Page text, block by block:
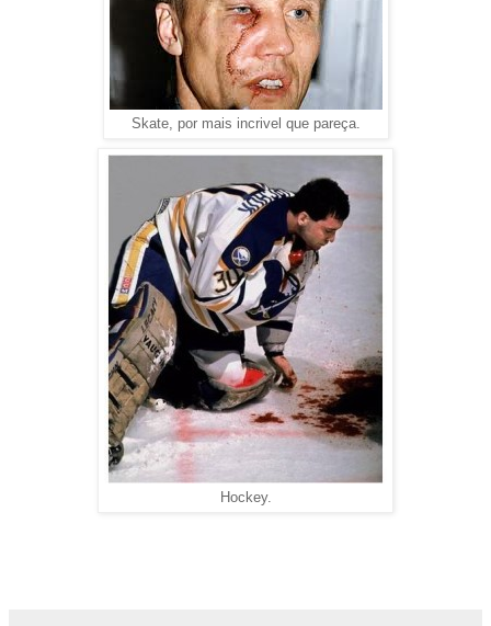
Skate, por mais incrivel que pareça.
Hockey.